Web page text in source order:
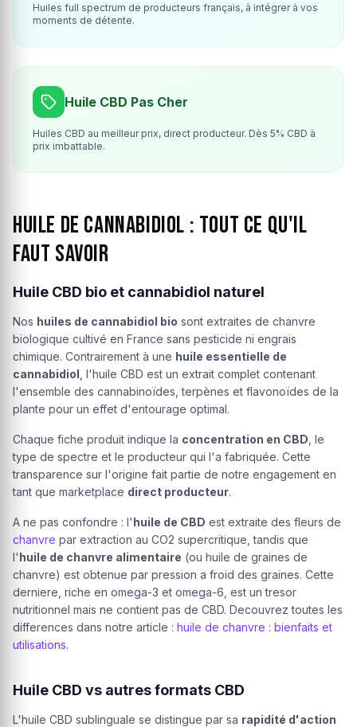
Huiles full spectrum de producteurs français, à intégrer à vos
moments de détente.
Huile CBD Pas Cher
Huiles CBD au meilleur prix, direct producteur. Dès 5% CBD à
prix imbattable.
Huile de cannabidiol : tout ce qu'il
faut savoir
Huile CBD bio et cannabidiol naturel
Nos huiles de cannabidiol bio sont extraites de chanvre
biologique cultivé en France sans pesticide ni engrais
chimique. Contrairement à une huile essentielle de
cannabidiol , l'huile CBD est un extrait complet contenant
l'ensemble des cannabinoïdes, terpènes et flavonoïdes de la
plante pour un effet d'entourage optimal.
Chaque fiche produit indique la concentration en CBD , le
type de spectre et le producteur qui l'a fabriquée. Cette
transparence sur l'origine fait partie de notre engagement en
tant que marketplace direct producteur.
A ne pas confondre : l'huile de CBD est extraite des fleurs de
chanvre par extraction au CO2 supercritique, tandis que
l'huile de chanvre alimentaire (ou huile de graines de
chanvre) est obtenue par pression a froid des graines. Cette
derniere, riche en omega-3 et omega-6, est un tresor
nutritionnel mais ne contient pas de CBD. Decouvrez toutes les
differences dans notre article : huile de chanvre : bienfaits et
utilisations.
Huile CBD vs autres formats CBD
L'huile CBD sublinguale se distingue par sa rapidité d'action